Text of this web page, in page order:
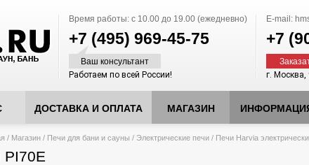
Время работы: с 10.00 до 19.00 (ежедневно)
+7 (495) 969-45-75
Ваш консультант
E-mail:
+7
Работаем по всей России! г.
ДОСТАВКА И ОПЛАТА МАГАЗИН
/ Магазин / Печи для бани и сауны / Электрические печи / Печи Harvia
PI70E